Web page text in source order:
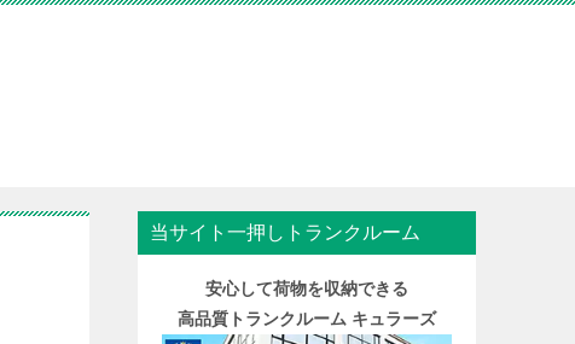
当サイト一押しトランクルーム
安心して荷物を収納できる
高品質トランクルーム キュラーズ